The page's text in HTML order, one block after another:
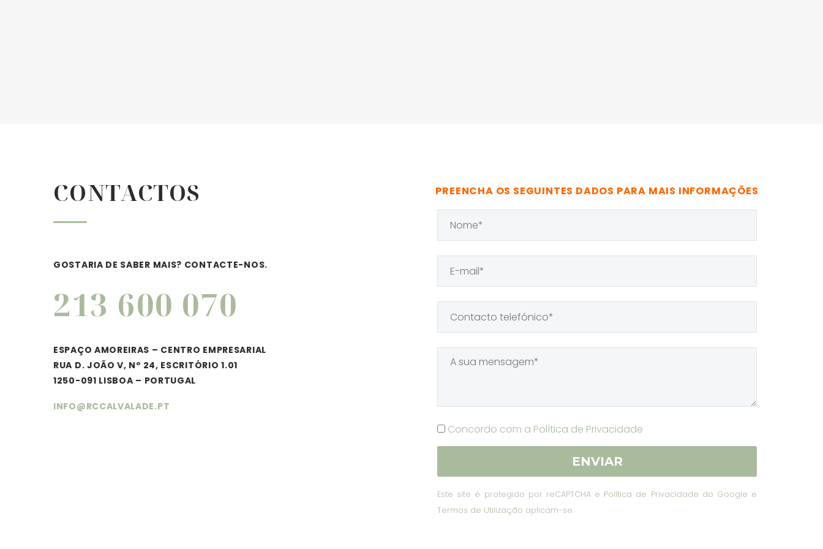
CONTACTOS
GOSTARIA DE SABER MAIS? CONTACTE-NOS.
213 600 070
ESPAÇO AMOREIRAS – CENTRO EMPRESARIAL
RUA D. JOÃO V, Nº 24, ESCRITÓRIO 1.01
1250-091 LISBOA – PORTUGAL
INFO@RCCALVALADE.PT
PREENCHA OS SEGUINTES DADOS PARA MAIS INFORMAÇÕES
Concordo com a Política de Privacidade
Este site é protegido por reCAPTCHA e Política de Privacidade do Google e
Termos de Utilização aplicam-se.